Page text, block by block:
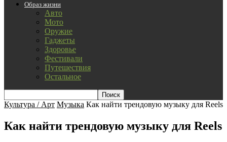
Образ жизни
Авто
Мото
Оружие
Гаджеты
Здоровье
Фестивали
Путешествия
Остальное
Культура / Арт Музыка Как найти трендовую музыку для Reels
Как найти трендовую музыку для Reels